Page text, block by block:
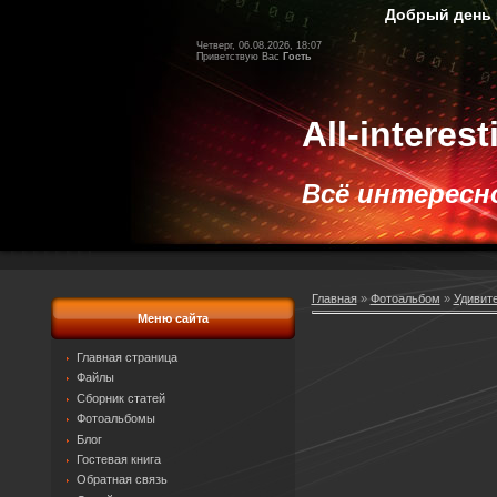
Добрый день
Четверг, 06.08.2026, 18:07
Приветствую Вас Гость
All-
Всё
Меню сайта
Главная страница
Файлы
Сборник статей
Фотоальбомы
Блог
Гостевая книга
Обратная связь
Главная» Фотоальбом »